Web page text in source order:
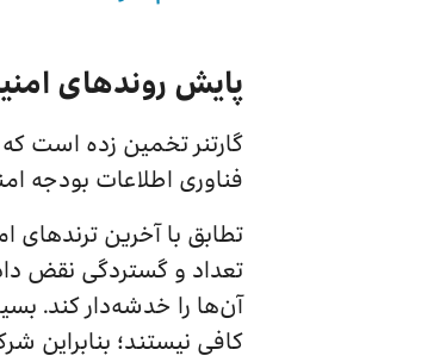
پایش روندهای
فناوری اطلاعات بودجه
تطابق با آخرین
تعداد و گستردگی نقض
آن‌ها را خدشه‌دار کند.
کافی نیستند؛ بنابراین